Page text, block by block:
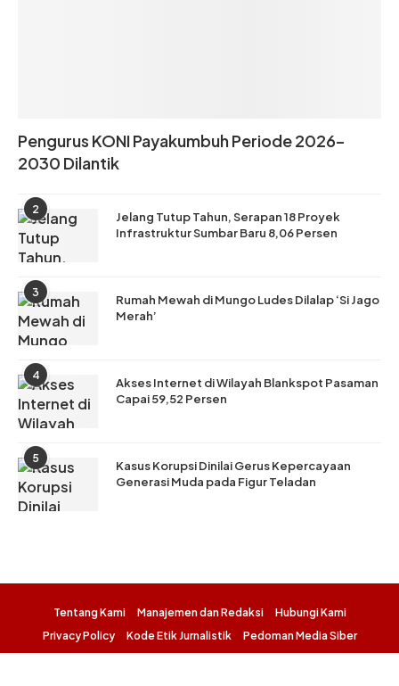
Pengurus KONI Payakumbuh Periode 2026–
2030 Dilantik
2
Jelang Tutup Tahun, Serapan 18 Proyek
Infrastruktur Sumbar Baru 8,06 Persen
3
Rumah Mewah di Mungo Ludes Dilalap ‘Si Jago
Merah’
4
Akses Internet di Wilayah Blankspot Pasaman
Capai 59,52 Persen
5
Kasus Korupsi Dinilai Gerus Kepercayaan
Generasi Muda pada Figur Teladan
Tentang Kami Manajemen dan Redaksi
Hubungi Kami
Privacy Policy
Kode Etik Jurnalistik Pedoman Media Siber